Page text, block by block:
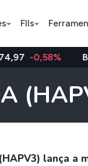
FIIs
BBAS3 R$
lança a